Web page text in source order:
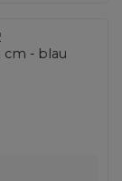
cm - blau